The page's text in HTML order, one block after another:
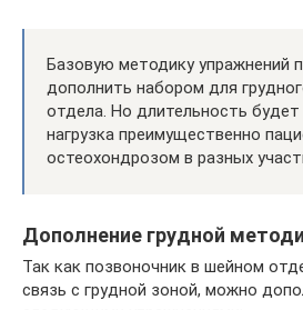
Базовую методику упражнений
дополнить набором для
отдела. Но длительность
нагрузка преимущественно
остеохондрозом в разных
Дополнение грудной
Так как позвоночник в шейном
связь с грудной зоной, можно